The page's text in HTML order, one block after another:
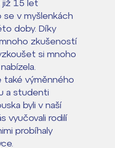
již 15 let
se v myšlenkách
doby. Díky
zkušeností
si mnoho
také výměnného
a studenti
byli v naší
vyučovali rodilí
probíhaly